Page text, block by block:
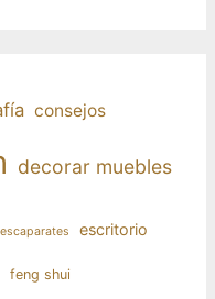
consejos
decorar muebles
escaparates escritorio
feng shui